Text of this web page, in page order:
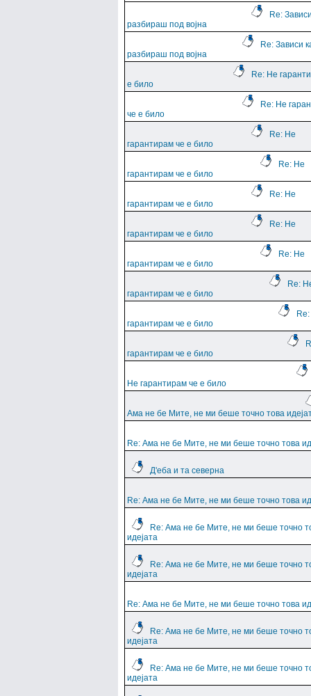
Re:
разбираш под војна
Re: Зависи
разбираш под војна
Re: Не
е било
Re: Не
че е било
Re: Не
гарантирам че е било
Re: Не
гарантирам че е било
Re: Не
гарантирам че е било
Re: Не
гарантирам че е било
Re: Не
гарантирам че е било
Re:
гарантирам че е било
гарантирам че е било
гарантирам че е било
Не гарантирам че е било
Ама не бе Мите, не ми беше точно това
Re: Ама не бе Мите, не ми беше точно това
Д'еба и та северна
Re: Ама не бе Мите, не ми беше точно това
Re: Ама не бе Мите, не ми беше точно
идејата
Re: Ама не бе Мите, не ми беше точно
идејата
Re: Ама не бе Мите, не ми беше точно това
Re: Ама не бе Мите, не ми беше точно
идејата
Re: Ама не бе Мите, не ми беше точно
идејата